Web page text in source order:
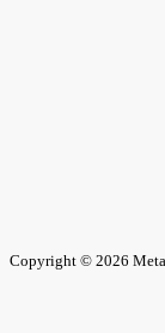
Copyright © 2026